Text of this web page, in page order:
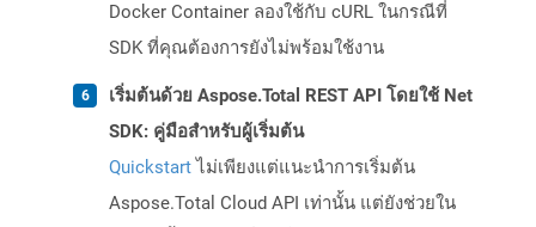
Docker Container ลองใช้กับ cURL ในกรณีที่
SDK ที่คุณต้องการยังไม่พร้อมใช้งาน
เริ่มต้นด้วย Aspose.Total REST API โดยใช้ Net
SDK: คู่มือสำหรับผู้เริ่มต้น
Quickstartไม่เพียงแต่แนะนำการเริ่มต้น
Aspose.Total Cloud API เท่านั้น แต่ยังช่วยใน